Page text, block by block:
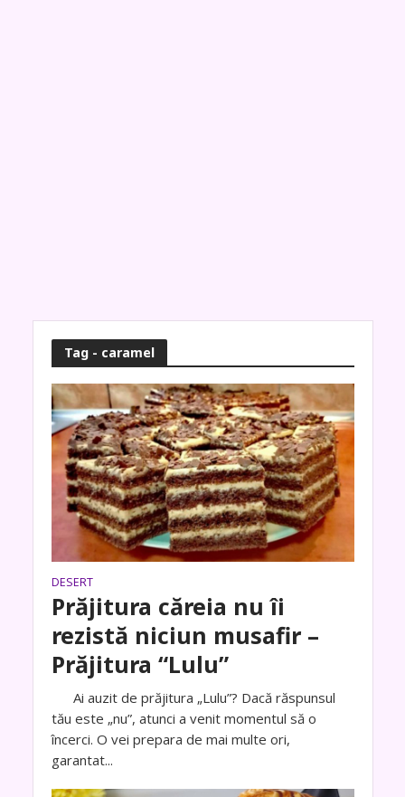
Tag - caramel
DESERT
Prăjitura căreia nu îi
rezistă niciun musafir –
Prăjitura “Lulu”
Ai auzit de prăjitura „Lulu”? Dacă răspunsul
tău este „nu”, atunci a venit momentul să o
încerci. O vei prepara de mai multe ori,
garantat...